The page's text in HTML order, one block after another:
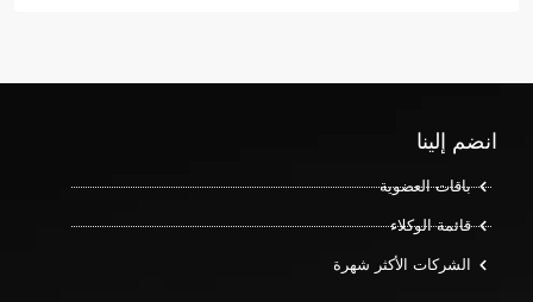
انضم إلينا
باقات العضوية
قائمة الوكلاء
الشركات الأكثر شهرة